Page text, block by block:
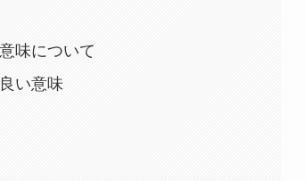
味について
い意味